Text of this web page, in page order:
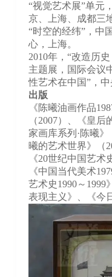
“视觉艺术展”单元
京、上海、成都三
“时空的经纬”，中
心，上海。
2010年，“改造历
主题展，国际会
性艺术在中国”，中
出版
《陈曦油画作品
（2007）、《皇
家画库系列·陈曦
曦的艺术世界》（
《20世纪中国艺术
《中国当代美术
艺术史1990～
表现主义》、《今